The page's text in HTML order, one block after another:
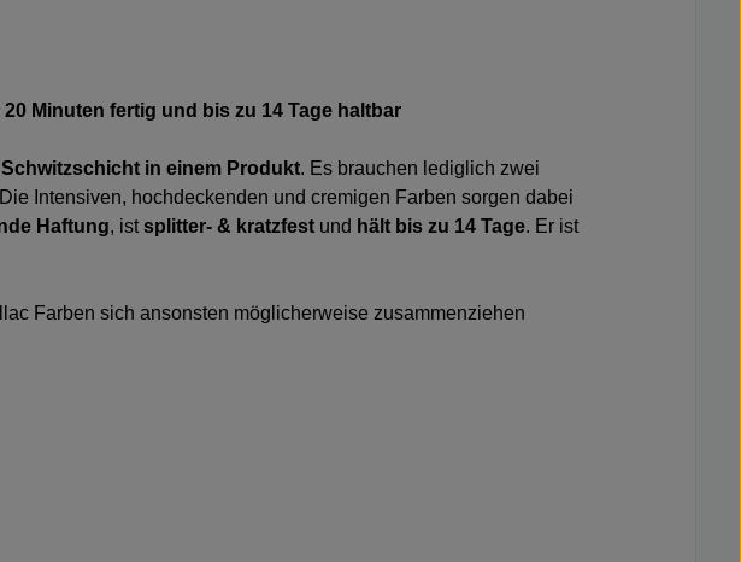
Minuten fertig und bis zu 14 Tage haltbar
in einem Produkt. Es brauchen lediglich zwei
Intensiven, hochdeckenden und cremigen Farben sorgen dabei
Haftung, istsplitter- & kratzfest und hält bis zu 14 Tage. Er ist
Farben sich ansonsten möglicherweise zusammenziehen